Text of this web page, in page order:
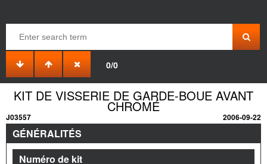
0/0
KIT DE VISSERIE DE GARDE-BOUE AVANT
CHROMÉ
J03557 2006-09-22
GÉNÉRALITÉS
Numéro de kit